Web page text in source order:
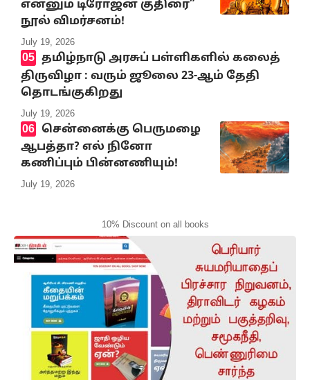
என்னும் டிரோஜன் குதிரை”
நூல் விமர்சனம்!
July 19, 2026
தமிழ்நாடு அரசுப் பள்ளிகளில் கலைத்
திருவிழா : வரும் ஜூலை 23-ஆம் தேதி
தொடங்குகிறது
July 19, 2026
சென்னைக்கு பெருமழை
ஆபத்தா? எல் நினோ
கணிப்பும் பின்னணியும்!
July 19, 2026
10% Discount on all books